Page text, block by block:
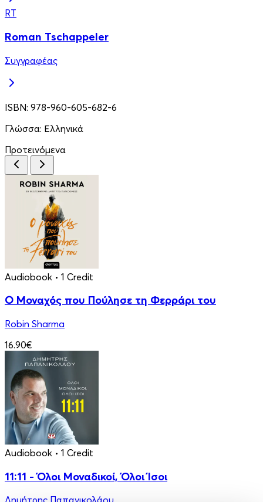
RT
Roman Tschappeler
Συγγραφέας
ISBN: 978-960-605-682-6
Γλώσσα: Ελληνικά
Προτεινόμενα
Audiobook • 1 Credit
Ο Μοναχός που Πούλησε τη Φερράρι του
Robin Sharma
16.90€
Audiobook • 1 Credit
11:11 - Όλοι Μοναδικοί, Όλοι Ίσοι